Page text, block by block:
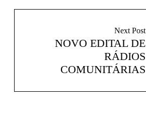
Next Post
NOVO EDITAL DE
RÁDIOS
COMUNITÁRIAS